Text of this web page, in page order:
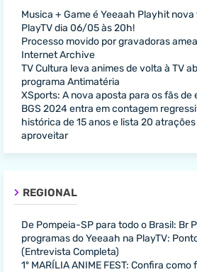
Musica + Game é Yeeaah Playhit
PlayTV dia 06/05 às 20h!
Processo movido por gravadoras
Internet Archive
TV Cultura leva animes de volta à TV
programa Antimatéria
XSports: A nova aposta para os fãs de
BGS 2024 entra em contagem
histórica de 15 anos e lista 20
aproveitar
REGIONAL
De Pompeia-SP para todo o Brasil: Br
programas do Yeeaah na PlayTV:
(Entrevista Completa)
1º MARÍLIA ANIME FEST: Confira